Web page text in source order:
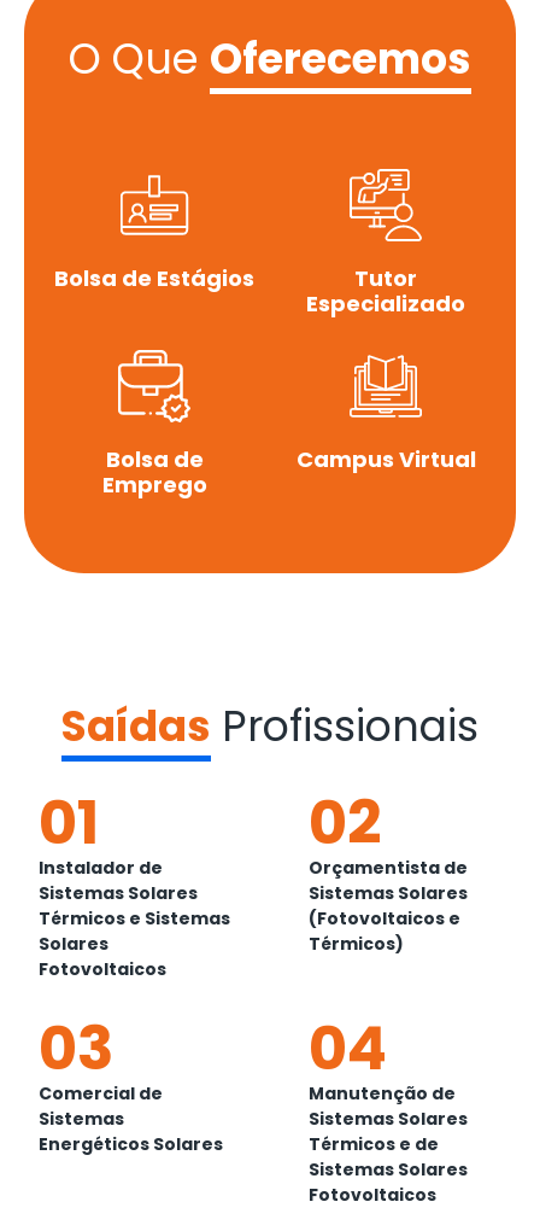
O Que Oferecemos
Bolsa de Estágios
Tutor
Especializado
Bolsa de
Emprego
Campus Virtual
Saídas Profissionais
01
Instalador de
Sistemas Solares
Térmicos e Sistemas
Solares
Fotovoltaicos
02
Orçamentista de
Sistemas Solares
(Fotovoltaicos e
Térmicos)
03
Comercial de
Sistemas
Energéticos Solares
04
Manutenção de
Sistemas Solares
Térmicos e de
Sistemas Solares
Fotovoltaicos